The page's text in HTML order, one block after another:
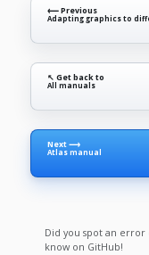
⟵ Previous
Adapting graphics to
↖ Get back to
All manuals
Next ⟶
Atlas manual
Did you spot an error
know on GitHub!